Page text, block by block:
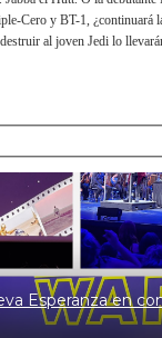
Cero y BT-1, ¿continuará
al joven Jedi lo
Esperanza en